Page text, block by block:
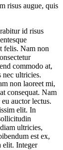
risus augue, quis
id risus
felis. Nam non
commodo at,
nec ultricies.
non laoreet mi,
consequat. Nam
auctor lectus.
elit. In
ultricies,
est ex,
elit. Integer